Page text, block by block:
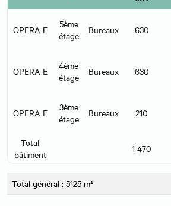
OPERA E
5ème
étage
Bureaux 630
OPERA E
4ème
étage
Bureaux 630
OPERA E
3ème
étage
Bureaux 210
Total
bâtiment
1 470
Total général : 5125 m²